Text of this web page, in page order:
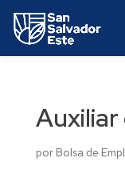
Auxiliar
por Bolsa de